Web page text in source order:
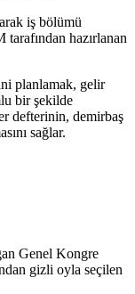
iş bölümü
tarafından hazırlanan
planlamak, gelir
bir şekilde
defterinin, demirbaş
sağlar.
Genel Kongre
gizli oyla seçilen